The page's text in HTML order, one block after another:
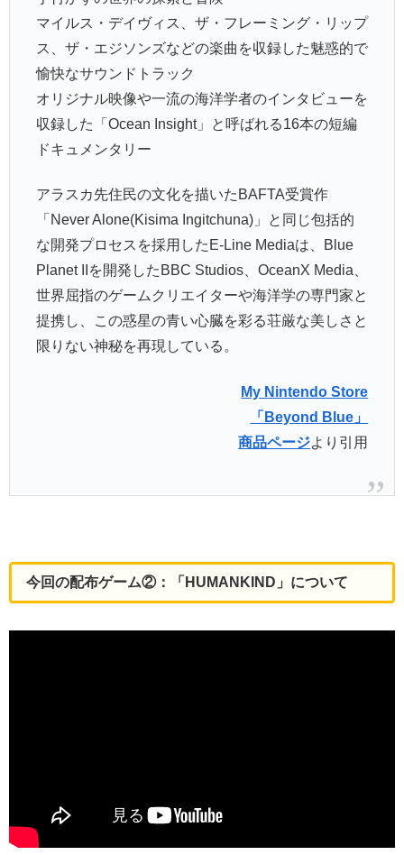
マイルス・デイヴィス、ザ・フレーミング・リップ
ス、ザ・エジソンズなどの楽曲を収録した魅惑的で
愉快なサウンドトラック
オリジナル映像や一流の海洋学者のインタビューを
収録した「Ocean Insight」と呼ばれる16本の短編
ドキュメンタリー
アラスカ先住民の文化を描いたBAFTA受賞作
「Never Alone(Kisima Ingitchuna)」と同じ包括的
な開発プロセスを採用したE-Line Mediaは、Blue
Planet IIを開発したBBC Studios、OceanX Media、
世界屈指のゲームクリエイターや海洋学の専門家と
提携し、この惑星の青い心臓を彩る荘厳な美しさと
限りない神秘を再現している。
My Nintendo Store
「Beyond Blue」
商品ページより引用
今回の配布ゲーム②：「HUMANKIND」について